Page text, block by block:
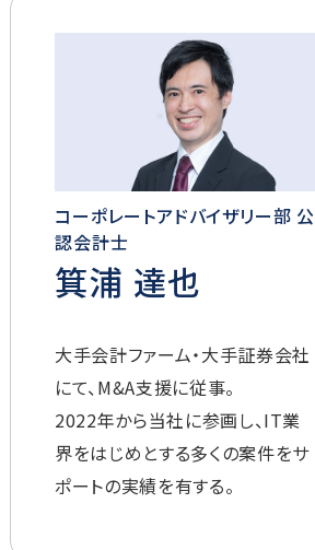
コーポレートアドバイザリー部 公
認会計士
箕浦 達也
大手会計ファーム・大手証券会社
にて、M&A支援に従事。
2022年から当社に参画し、IT業
界をはじめとする多くの案件をサ
ポートの実績を有する。